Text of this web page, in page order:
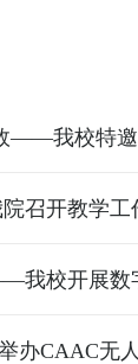
召开教学工
我校开展数
CAAC无